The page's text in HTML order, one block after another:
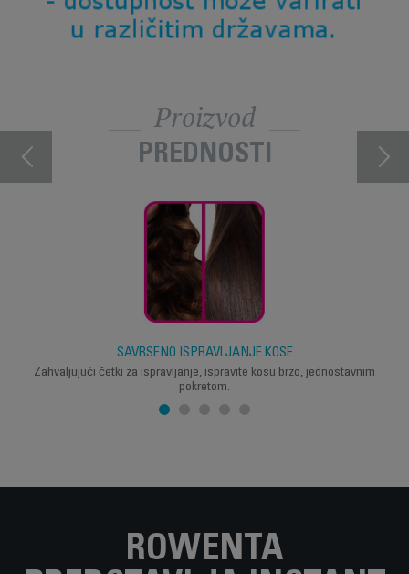
Proizvod
PREDNOSTI
SAVRŠENO ISPRAVLJANJE KOSE
Zahvaljujući četki za ispravljanje, ispravite kosu brzo, jednostavnim
pokretom.
ROWENTA